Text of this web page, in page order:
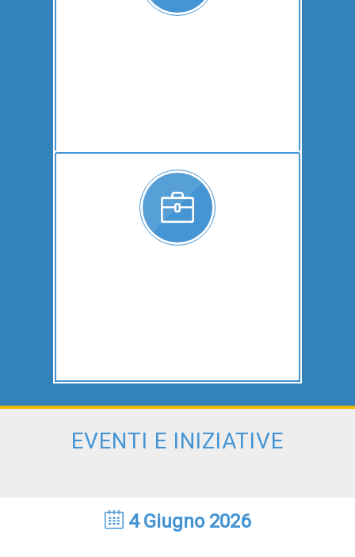
EVENTI E INIZIATIVE
4 Giugno 2026